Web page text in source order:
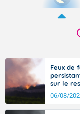
Feux de
sur le
06/08/